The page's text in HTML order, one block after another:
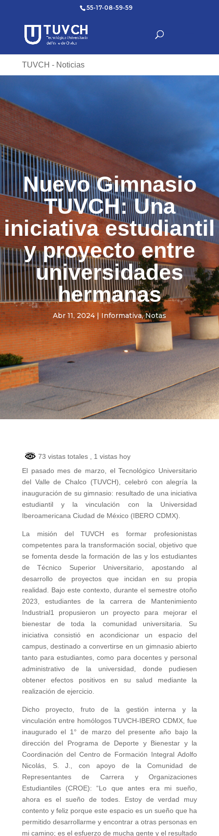
55-17-08-59-59
TUVCH - Noticias
Nuevo Gimnasio
TUVCH: Una
iniciativa estudiantil
y proyecto entre
universidades
hermanas
Abr 11, 2024|Informativa,Notas
73 vistas totales
, 1 vistas hoy
El pasado mes de marzo, el Tecnológico Universitario
del Valle de Chalco (TUVCH), celebró con alegría la
inauguración de su gimnasio: resultado de una iniciativa
estudiantil y la vinculación con la Universidad
Iberoamericana Ciudad de México (IBERO CDMX).
La misión del TUVCH es formar profesionistas
competentes para la transformación social, objetivo que
se fomenta desde la formación de las y los estudiantes
de Técnico Superior Universitario, apostando al
desarrollo de proyectos que incidan en su propia
realidad. Bajo este contexto, durante el semestre otoño
2023, estudiantes de la carrera de Mantenimiento
Industrial1 propusieron un proyecto para mejorar el
bienestar de toda la comunidad universitaria. Su
iniciativa consistió en acondicionar un espacio del
campus, destinado a convertirse en un gimnasio abierto
tanto para estudiantes, como para docentes y personal
administrativo de la universidad, donde pudiesen
obtener efectos positivos en su salud mediante la
realización de ejercicio.
Dicho proyecto, fruto de la gestión interna y la
vinculación entre homólogos TUVCH-IBERO CDMX, fue
inaugurado el 1° de marzo del presente año bajo la
dirección del Programa de Deporte y Bienestar y la
Coordinación del Centro de Formación Integral Adolfo
Nicolás, S. J., con apoyo de la Comunidad de
Representantes de Carrera y Organizaciones
Estudiantiles (CROE): “Lo que antes era mi sueño,
ahora es el sueño de todes. Estoy de verdad muy
contento y feliz porque este espacio es un sueño que ha
permitido desarrollarme y encontrar a otras personas en
mi camino; es el esfuerzo de mucha gente y el resultado